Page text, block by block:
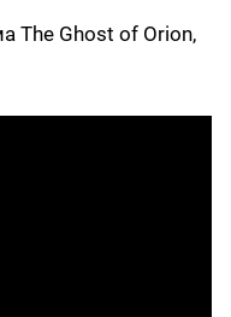
The Ghost of Orion,